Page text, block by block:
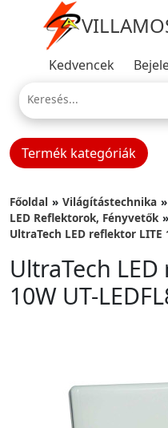
Kedvencek
Termék kategóriák
Főoldal Világítástechnika
LED Reflektorok, Fényvetők
UltraTech LED reflektor LITE
UltraTech
10W UT-